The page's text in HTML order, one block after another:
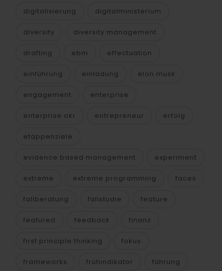
digitalisierung digitalministerium
diversity diversity management
drafting ebm effectuation
einführung einladung elon musk
engagement enterprise
enterprise okr entrepreneur erfolg
etappenziele
evidence based management experiment
extreme extreme programming faces
fallberatung fallstudie feature
featured feedback finanz
first principle thinking fokus
frameworks frühindikator führung